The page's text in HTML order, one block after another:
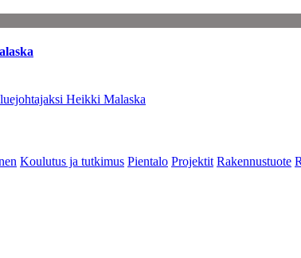
Heikki Malaska
Koulutus ja tutkimus Pientalo Projektit Rakennustuote